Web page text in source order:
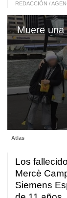
REDACCIÓN /
seconds
minute,
seconds
Atlas
Los
Mercè
Siemens